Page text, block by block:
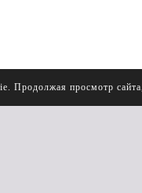
Продолжая просмотр